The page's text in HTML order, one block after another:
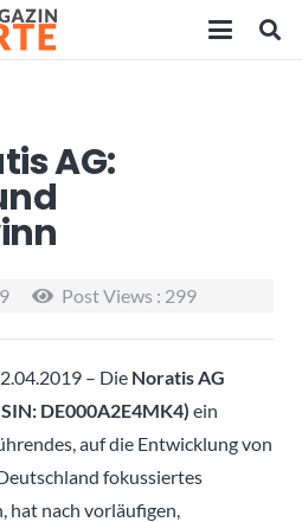
AG:
Post Views : 299
– Die Noratis AG
DE000A2E4MK4) ein
auf die Entwicklung von
fokussiertes
hat nach vorläufigen,